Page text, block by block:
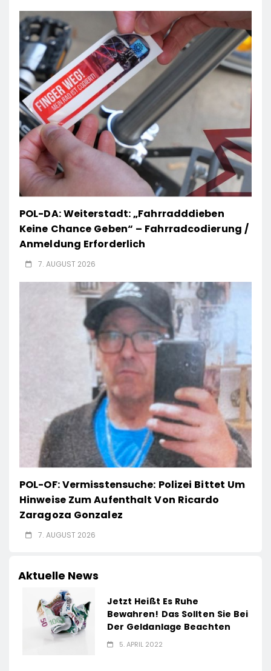
POL-DA: Weiterstadt: „Fahrradddieben
Keine Chance Geben“ – Fahrradcodierung /
Anmeldung Erforderlich
7. AUGUST 2026
POL-OF: Vermisstensuche: Polizei Bittet Um
Hinweise Zum Aufenthalt Von Ricardo
Zaragoza Gonzalez
7. AUGUST 2026
Aktuelle News
Jetzt Heißt Es Ruhe
Bewahren! Das Sollten Sie Bei
Der Geldanlage Beachten
5. APRIL 2022